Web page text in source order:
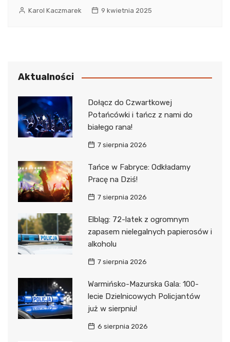
Karol Kaczmarek 9 kwietnia 2025
Aktualności
Dołącz do Czwartkowej
Potańcówki i tańcz z nami do
białego rana!
7 sierpnia 2026
Tańce w Fabryce: Odkładamy
Pracę na Dziś!
7 sierpnia 2026
Elbląg: 72-latek z ogromnym
zapasem nielegalnych papierosów i
alkoholu
7 sierpnia 2026
Warmińsko-Mazurska Gala: 100-
lecie Dzielnicowych Policjantów
już w sierpniu!
6 sierpnia 2026